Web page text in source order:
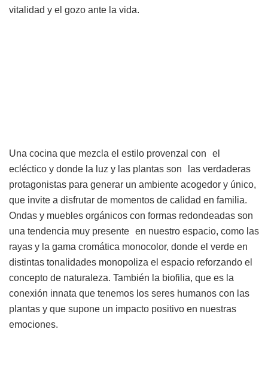
vitalidad y el gozo ante la vida.
Una cocina que mezcla el estilo provenzal con el
ecléctico y donde la luz y las plantas son las verdaderas
protagonistas para generar un ambiente acogedor y único,
que invite a disfrutar de momentos de calidad en familia.
Ondas y muebles orgánicos con formas redondeadas son
una tendencia muy presente en nuestro espacio, como las
rayas y la gama cromática monocolor, donde el verde en
distintas tonalidades monopoliza el espacio reforzando el
concepto de naturaleza. También la biofilia, que es la
conexión innata que tenemos los seres humanos con las
plantas y que supone un impacto positivo en nuestras
emociones.